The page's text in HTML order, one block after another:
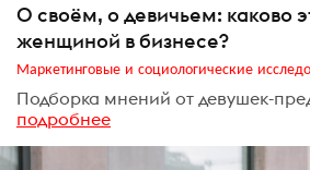
О своём, о девичьем: каково
женщиной в бизнесе?
Маркетинговые и социологические
Подборка мнений от девушек-
подробнее